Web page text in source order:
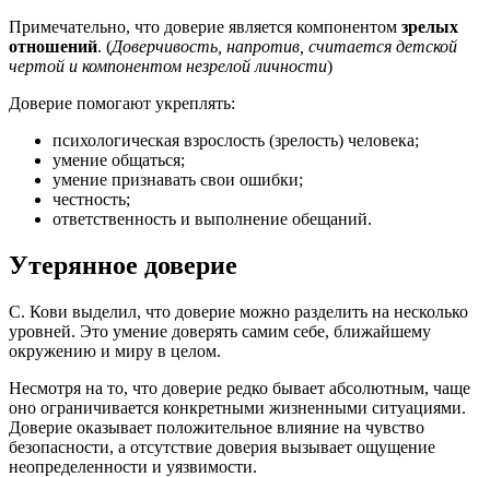
Примечательно, что доверие является компонентом зрелых
отношений. (Доверчивость, напротив, считается детской
чертой и компонентом незрелой личности)
Доверие помогают укреплять:
психологическая взрослость (зрелость) человека;
умение общаться;
умение признавать свои ошибки;
честность;
ответственность и выполнение обещаний.
Утерянное доверие
С. Кови выделил, что доверие можно разделить на несколько
уровней. Это умение доверять самим себе, ближайшему
окружению и миру в целом.
Несмотря на то, что доверие редко бывает абсолютным, чаще
оно ограничивается конкретными жизненными ситуациями.
Доверие оказывает положительное влияние на чувство
безопасности, а отсутствие доверия вызывает ощущение
неопределенности и уязвимости.